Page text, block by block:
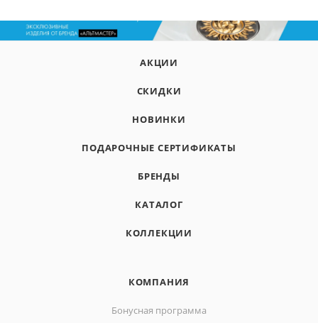
АКЦИИ
СКИДКИ
НОВИНКИ
ПОДАРОЧНЫЕ СЕРТИФИКАТЫ
БРЕНДЫ
КАТАЛОГ
КОЛЛЕКЦИИ
КОМПАНИЯ
Бонусная программа